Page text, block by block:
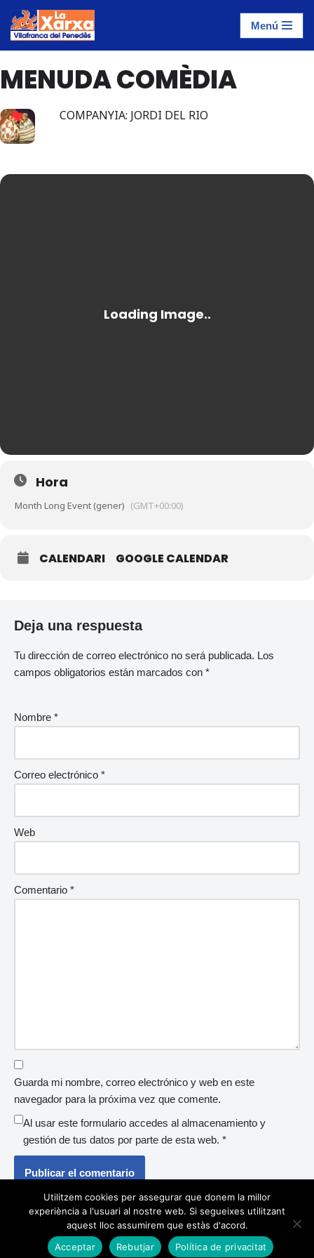
Saltar
al
contenido
Menú
MENUDA COMÈDIA
COMPANYIA: JORDI DEL RIO
Hora
Month Long Event (gener) (GMT+00:00)
CALENDARI GOOGLE CALENDAR
Deja una respuesta
Tu dirección de correo electrónico no será publicada. Los
campos obligatorios están marcados con *
Nombre *
Correo electrónico *
Web
Comentario *
Guarda mi nombre, correo electrónico y web en este
navegador para la próxima vez que comente.
Al usar este formulario accedes al almacenamiento y
gestión de tus datos por parte de esta web. *
Neve| Funciona gracias aWordPress
Utilitzem cookies per assegurar que donem la millor
experiència a l'usuari al nostre web. Si segueixes utilitzant
aquest lloc assumirem que estàs d'acord.
Acceptar
Rebutjar Política de privacitat